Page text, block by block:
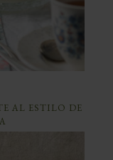
AL ESTILO DE